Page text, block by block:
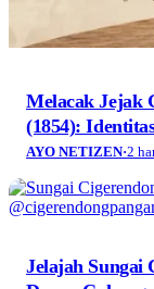
Cipatat dan
AYO NETIZEN
Alun-alun Kota